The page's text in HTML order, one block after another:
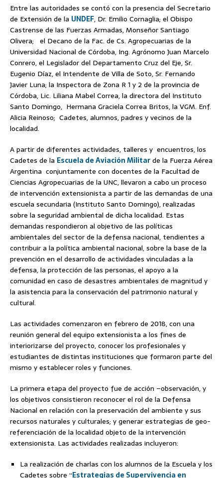
Entre las autoridades se contó con la presencia del Secretario
de Extensión de la UNDEF, Dr. Emilio Cornaglia; el Obispo
Castrense de las Fuerzas Armadas, Monseñor Santiago
Olivera; el Decano de la Fac. de Cs. Agropecuarias de la
Universidad Nacional de Córdoba, Ing. Agrónomo Juan Marcelo
Conrero, el Legislador del Departamento Cruz del Eje, Sr.
Eugenio Díaz, el Intendente de Villa de Soto, Sr. Fernando
Javier Luna; la Inspectora de Zona R 1 y 2 de la provincia de
Córdoba, Lic. Liliana Mabel Correa, la directora del Instituto
Santo Domingo, Hermana Graciela Correa Britos, la VGM. Enf.
Alicia Reinoso; Cadetes, alumnos, padres y vecinos de la
localidad.
A partir de diferentes actividades, talleres y encuentros, los
Cadetes de la Escuela de Aviación Militarde la Fuerza Aérea
Argentina conjuntamente con docentes de la Facultad de
Ciencias Agropecuarias de la UNC, llevaron a cabo un proceso
de intervención extensionista a partir de las demandas de una
escuela secundaria (Instituto Santo Domingo), realizadas
sobre la seguridad ambiental de dicha localidad. Estas
demandas respondieron al objetivo de las políticas
ambientales del sector de la defensa nacional, tendientes a
contribuir a la política ambiental nacional, sobre la base de la
prevención en el desarrollo de actividades vinculadas a la
defensa, la protección de las personas, el apoyo a la
comunidad en caso de desastres ambientales de magnitud y
la asistencia para la conservación del patrimonio natural y
cultural.
Las actividades comenzaron en febrero de 2018, con una
reunión general del equipo extensionista a los fines de
interiorizarse del proyecto, conocer los profesionales y
estudiantes de distintas instituciones que formaron parte del
mismo y establecer roles y funciones.
La primera etapa del proyecto fue de acción –observación, y
los objetivos consistieron reconocer el rol de la Defensa
Nacional en relación con la preservación del ambiente y sus
recursos naturales y culturales; y generar estrategias de geo-
referenciación de la localidad objeto de la intervención
extensionista. Las actividades realizadas incluyeron:
La realización de charlas con los alumnos de la Escuela y los
Cadetes sobre “Estrategias de Supervivencia en